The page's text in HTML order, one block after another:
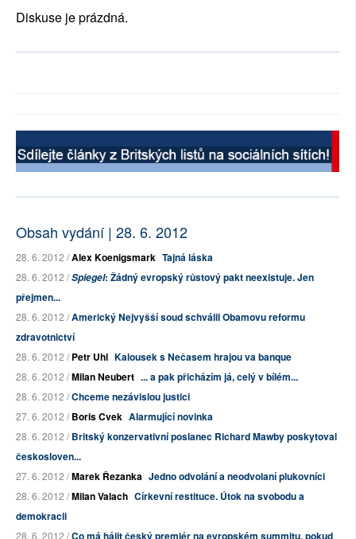
Diskuse je prázdná.
Obsah vydání | 28. 6. 2012
28. 6. 2012 /Alex Koenigsmark Tajná láska
28. 6. 2012 /Spiegel: Žádný evropský růstový pakt neexistuje. Jen
přejmen...
28. 6. 2012 /Americký Nejvyšší soud schválil Obamovu reformu
zdravotnictví
28. 6. 2012 /Petr Uhl Kalousek s Nečasem hrajou va banque
28. 6. 2012 /Milan Neubert ... a pak přicházím já, celý v bílém...
28. 6. 2012 /Chceme nezávislou justici
27. 6. 2012 /Boris Cvek Alarmující novinka
28. 6. 2012 /Britský konzervativní poslanec Richard Mawby poskytoval
českosloven...
27. 6. 2012 /Marek Řezanka Jedno odvolání a neodvolaní plukovníci
28. 6. 2012 /Milan Valach Církevní restituce. Útok na svobodu a
demokracii
28. 6. 2012 /Co má hájit český premiér na evropském summitu, pokud